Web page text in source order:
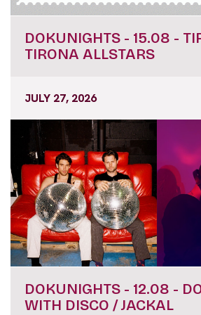
DOKUNIGHTS - 15.08 -
TIRONA ALLSTARS
JULY 27, 2026
DOKUNIGHTS - 12.08 -
WITH DISCO / JACKAL